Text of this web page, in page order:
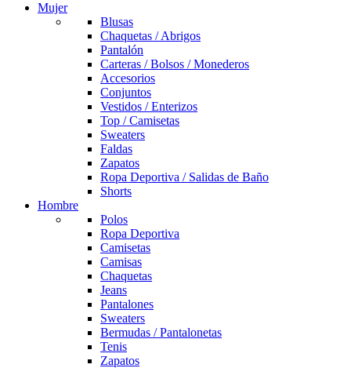
Mujer
Blusas
Chaquetas / Abrigos
Pantalón
Carteras / Bolsos / Monederos
Accesorios
Conjuntos
Vestidos / Enterizos
Top / Camisetas
Sweaters
Faldas
Zapatos
Ropa Deportiva / Salidas de Baño
Shorts
Hombre
Polos
Ropa Deportiva
Camisetas
Camisas
Chaquetas
Jeans
Pantalones
Sweaters
Bermudas / Pantalonetas
Tenis
Zapatos